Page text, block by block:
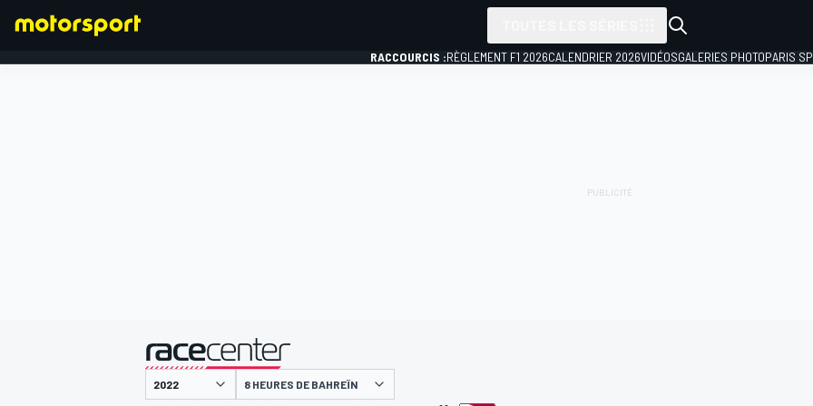
RACCOURCIS :RÈGLEMENT F1 2026CALENDRIER 2026VIDÉOSGALERIES PHOTOPARIS
présenté par
8 HEURES DE BAHREÏN